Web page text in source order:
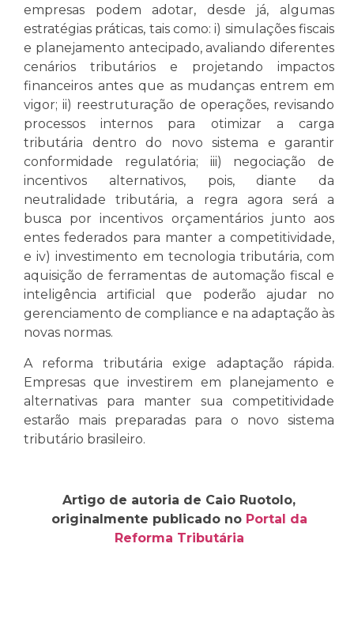
empresas podem adotar, desde já, algumas
estratégias práticas, tais como: i) simulações fiscais
e planejamento antecipado, avaliando diferentes
cenários tributários e projetando impactos
financeiros antes que as mudanças entrem em
vigor; ii) reestruturação de operações, revisando
processos internos para otimizar a carga
tributária dentro do novo sistema e garantir
conformidade regulatória; iii) negociação de
incentivos alternativos, pois, diante da
neutralidade tributária, a regra agora será a
busca por incentivos orçamentários junto aos
entes federados para manter a competitividade,
e iv) investimento em tecnologia tributária, com
aquisição de ferramentas de automação fiscal e
inteligência artificial que poderão ajudar no
gerenciamento de compliance e na adaptação às
novas normas.
A reforma tributária exige adaptação rápida.
Empresas que investirem em planejamento e
alternativas para manter sua competitividade
estarão mais preparadas para o novo sistema
tributário brasileiro.
Artigo de autoria de Caio Ruotolo,
originalmente publicado no Portal da
Reforma Tributária